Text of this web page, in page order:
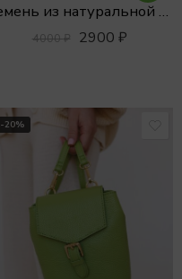
Ремень из натуральной кожи
4000₽ 2900 ₽
-20%